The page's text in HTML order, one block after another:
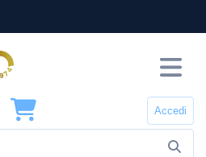
Accedi